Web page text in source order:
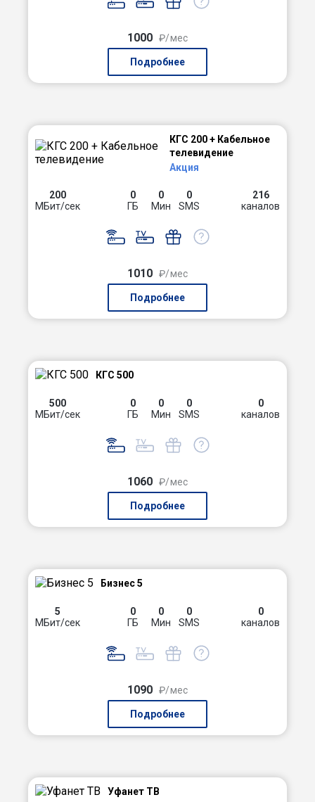
1000 ₽/мес
Подробнее
КГС 200 + Кабельное
телевидение
Акция
200
МБит/сек
0
ГБ
0
Мин
0
SMS
216
каналов
1010 ₽/мес
Подробнее
КГС 500
500
МБит/сек
0
ГБ
0
Мин
0
SMS
0
каналов
1060 ₽/мес
Подробнее
Бизнес 5
5
МБит/сек
0
ГБ
0
Мин
0
SMS
0
каналов
1090 ₽/мес
Подробнее
Уфанет ТВ